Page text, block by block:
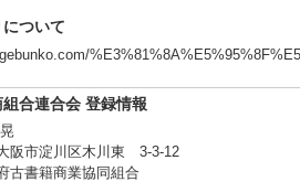
ついて
合連合会 登録情報
阪市淀川区木川東 3-3-12
古書籍商業協同組合